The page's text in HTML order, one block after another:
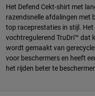
Het Defend Cekt-shirt met
razendsnelle afdalingen met
top raceprestaties in stijl.
vochtregulerend TruDri™ dat
wordt gemaakt van
voor beschermers en heeft
het rijden beter te